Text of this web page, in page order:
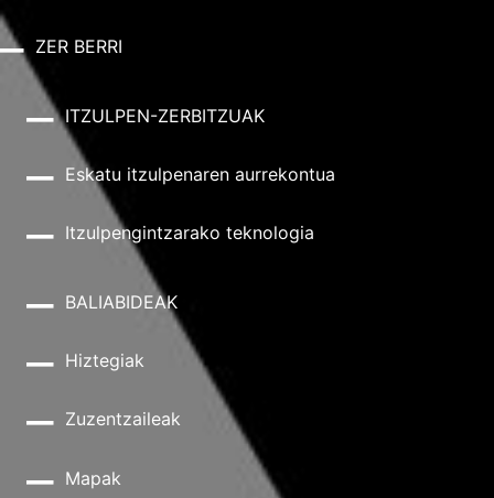
ZER BERRI
ITZULPEN-ZERBITZUAK
Eskatu itzulpenaren aurrekontua
Itzulpengintzarako teknologia
BALIABIDEAK
Hiztegiak
Zuzentzaileak
Mapak